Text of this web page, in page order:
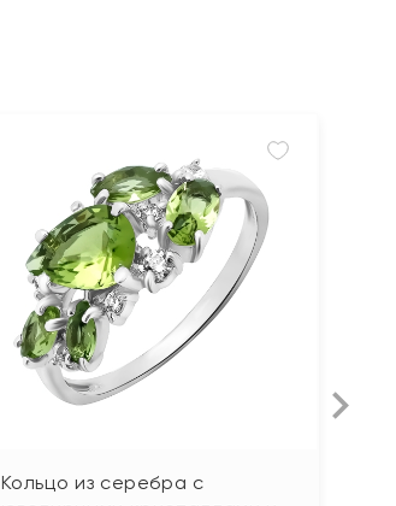
Кольцо из серебра с